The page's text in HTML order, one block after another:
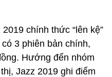
chính thức “lên kệ”
3 phiên bản chính,
Hướng đến nhóm
Jazz 2019 ghi điểm